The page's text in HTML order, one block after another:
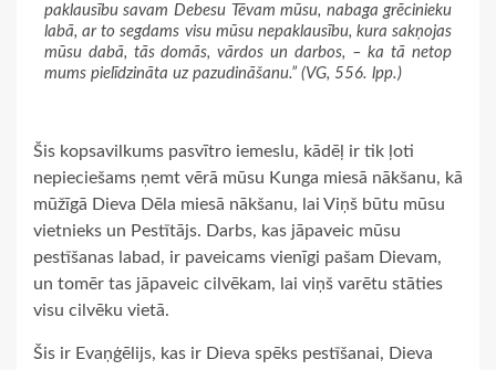
paklausību savam Debesu Tēvam mūsu, nabaga grēcinieku
labā, ar to segdams visu mūsu nepaklausību, kura sakņojas
mūsu dabā, tās domās, vārdos un darbos, – ka tā netop
mums pielīdzināta uz pazudināšanu.” (VG, 556. lpp.)
Šis kopsavilkums pasvītro iemeslu, kādēļ ir tik ļoti
nepieciešams ņemt vērā mūsu Kunga miesā nākšanu, kā
mūžīgā Dieva Dēla miesā nākšanu, lai Viņš būtu mūsu
vietnieks un Pestītājs. Darbs, kas jāpaveic mūsu
pestīšanas labad, ir paveicams vienīgi pašam Dievam,
un tomēr tas jāpaveic cilvēkam, lai viņš varētu stāties
visu cilvēku vietā.
Šis ir Evaņģēlijs, kas ir Dieva spēks pestīšanai, Dieva